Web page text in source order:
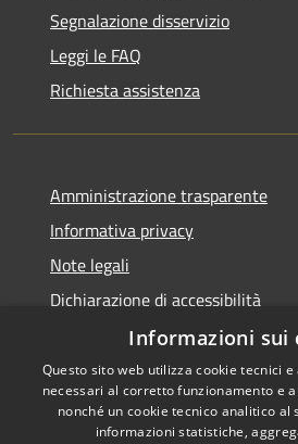
Segnalazione disservizio
Leggi le FAQ
Richiesta assistenza
Amministrazione trasparente
Informativa privacy
Note legali
Dichiarazione di accessibilità
Accessibilità
Informazioni sui
Questo sito web utilizza cookie tecnici
necessari al corretto funzionamento e
nonché un cookie tecnico analitico al
informazioni statistiche,